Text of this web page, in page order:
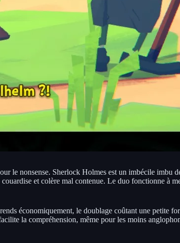
le nonsense. Sherlock Holmes est un imbécile imbu
et colère mal contenue. Le duo fonctionne à
économiquement, le doublage coûtant une petite
la compréhension, même pour les moins